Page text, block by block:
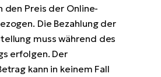
den Preis der Online-
Die Bezahlung der
muss während des
erfolgen. Der
kann in keinem Fall